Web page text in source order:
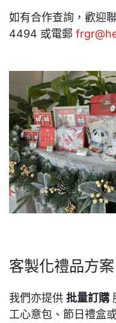
如有合作查詢，歡迎
4494 或電郵
客製化禮品方案
我們亦提供 批量訂購
工心意包、節日禮盒